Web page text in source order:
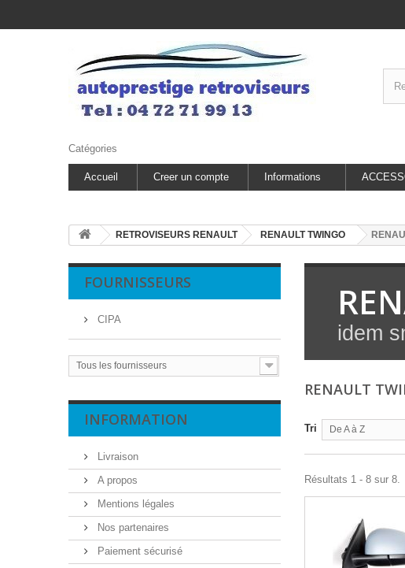
Catégories
Accueil Creer un compte Informations
RETROVISEURS RENAULT RENAULT TWINGO
FOURNISSEURS
CIPA
Tous les fournisseurs
INFORMATION
Livraison
A propos
Mentions légales
Nos partenaires
Paiement sécurisé
idem
RENAULT
Tri De A à Z
Résultats 1 - 8 sur 8.